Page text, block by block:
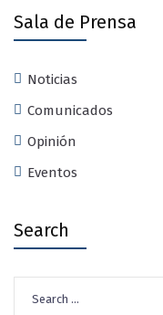
Sala de Prensa
Noticias
Comunicados
Opinión
Eventos
Search
for: